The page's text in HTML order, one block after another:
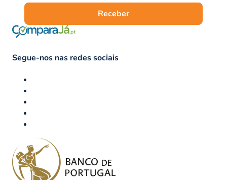
Receber
Segue-nos nas redes sociais